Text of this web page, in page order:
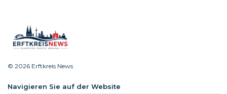
© 2026 Erftkreis News
Navigieren Sie auf der Website